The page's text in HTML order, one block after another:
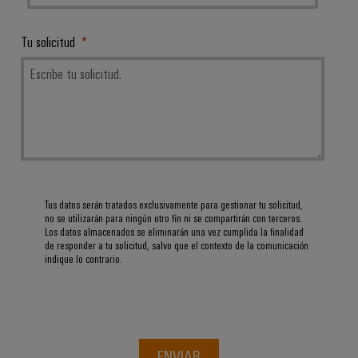
integradas
la
industria
de
procesos
digitales
para
una
movilidad
respetuosa
Herramientas
Máquinas
Impresoras
industriales
Industry
Tu solicitud
Tus datos serán tratados exclusivamente para gestionar tu solicitud,
no se utilizarán para ningún otro fin ni se compartirán con terceros.
Los datos almacenados se eliminarán una vez cumplida la finalidad
de responder a tu solicitud, salvo que el contexto de la comunicación
indique lo contrario.